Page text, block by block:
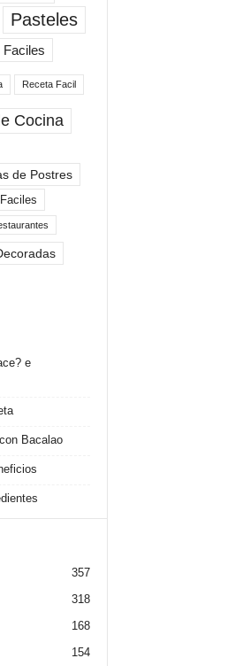
Pasteles
Faciles
Receta Facil
Cocina
de Postres
e
Bacalao
357
318
168
154